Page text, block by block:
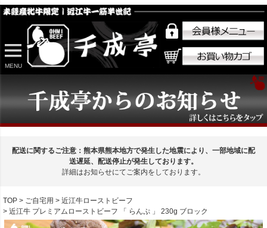
MENU
配送に関するご注意：熊本県熊本地方で発生した地震により、一部地域に配
送遅延、配送停止が発生しております。
詳細はお知らせにてご案内をしております。
TOP ご自宅用
近江牛ローストビーフ
近江牛 プレミアムローストビーフ 「 らんぷ 」 230g ブロック